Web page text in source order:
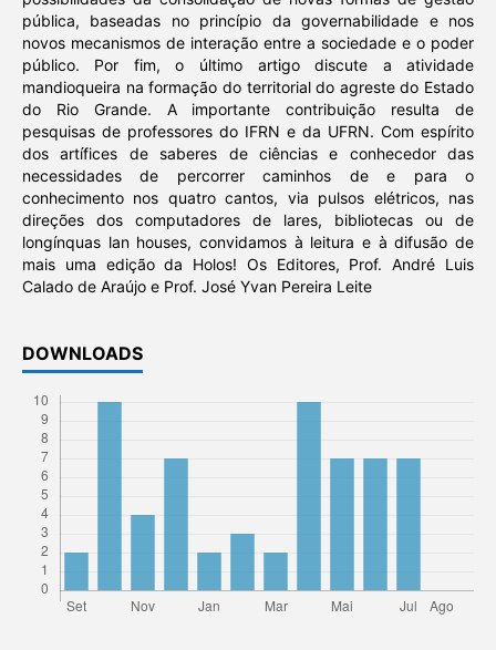
pública, baseadas no princípio da governabilidade e nos
novos mecanismos de interação entre a sociedade e o poder
público. Por fim, o último artigo discute a atividade
mandioqueira na formação do territorial do agreste do Estado
do Rio Grande. A importante contribuição resulta de
pesquisas de professores do IFRN e da UFRN. Com espírito
dos artífices de saberes de ciências e conhecedor das
necessidades de percorrer caminhos de e para o
conhecimento nos quatro cantos, via pulsos elétricos, nas
direções dos computadores de lares, bibliotecas ou de
longínquas lan houses, convidamos à leitura e à difusão de
mais uma edição da Holos! Os Editores, Prof. André Luis
Calado de Araújo e Prof. José Yvan Pereira Leite
DOWNLOADS